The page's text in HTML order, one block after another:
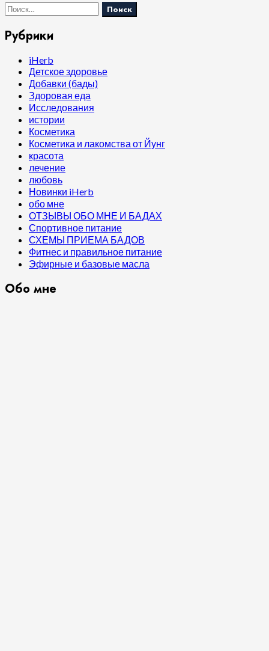
Найти:
Рубрики
iHerb
Детское здоровье
Добавки (бады)
Здоровая еда
Исследования
истории
Косметика
Косметика и лакомства от Йунг
красота
лечение
любовь
Новинки iHerb
обо мне
ОТЗЫВЫ ОБО МНЕ И БАДАХ
Спортивное питание
СХЕМЫ ПРИЕМА БАДОВ
Фитнес и правильное питание
Эфирные и базовые масла
Обо мне